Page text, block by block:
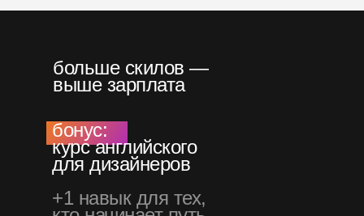
больше скилов —
выше зарплата
бонус:
курс английского
для дизайнеров
+1 навык для тех,